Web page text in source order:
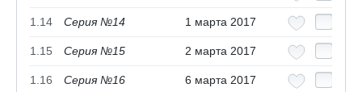
1.14 Серия №14 1 марта 2017
1.15 Серия №15 2 марта 2017
1.16 Серия №16 6 марта 2017